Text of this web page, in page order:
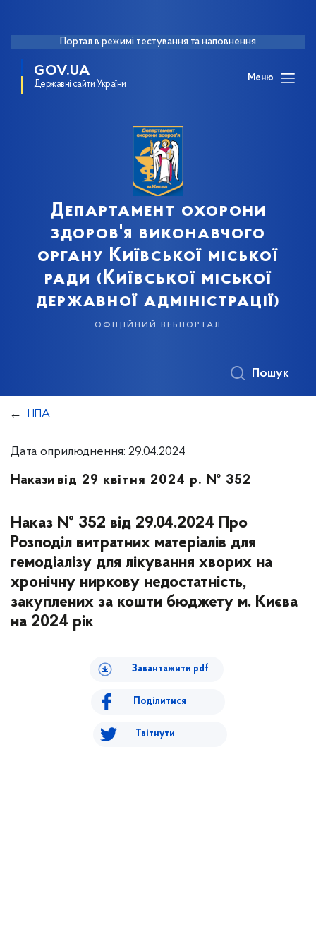
Портал в режимі тестування та наповнення
GOV.UA
Державні сайти України
Меню
Департамент охорони
здоров'я виконавчого
органу Київської міської
ради (Київської міської
державної адміністрації)
офіційний вебпортал
Пошук
НПА
Дата оприлюднення: 29.04.2024
Накази від 29 квітня 2024 р. № 352
Наказ № 352 від 29.04.2024 Про
Розподіл витратних матеріалів для
гемодіалізу для лікування хворих на
хронічну ниркову недостатність,
закуплених за кошти бюджету м. Києва
на 2024 рік
Завантажити pdf
Поділитися
Твітнути